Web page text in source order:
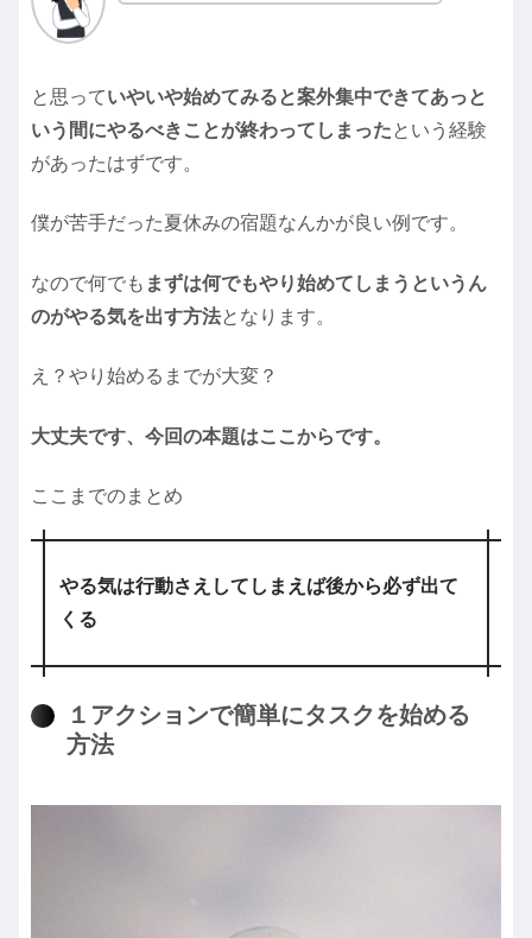
と思っていやいや始めてみると案外集中できてあっと
いう間にやるべきことが終わってしまったという経験
があったはずです。
僕が苦手だった夏休みの宿題なんかが良い例です。
なので何でも まずは何でもやり始めてしまうというん
のがやる気を出す方法となります。
え？やり始めるまでが大変？
大丈夫です、今回の本題はここからです。
ここまでのまとめ
やる気は行動さえしてしまえば後から必ず出て
くる
１アクションで簡単にタスクを始める
方法